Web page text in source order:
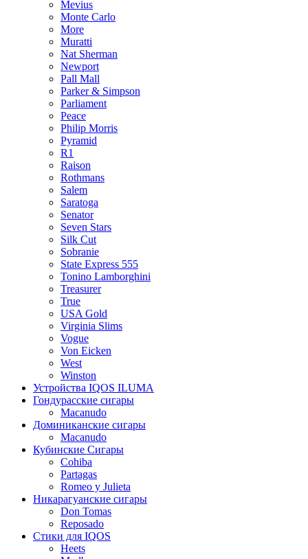
Mevius
Monte Carlo
More
Muratti
Nat Sherman
Newport
Pall Mall
Parker & Simpson
Parliament
Peace
Philip Morris
Pyramid
R1
Raison
Rothmans
Salem
Saratoga
Senator
Seven Stars
Silk Cut
Sobranie
State Express 555
Tonino Lamborghini
Treasurer
True
USA Gold
Virginia Slims
Vogue
Von Eicken
West
Winston
Устройства IQOS ILUMA
Гондурасские сигары
Macanudo
Доминиканские сигары
Macanudo
Кубинские Сигары
Cohiba
Partagas
Romeo y Julieta
Никарагуанские сигары
Don Tomas
Reposado
Стики для IQOS
Heets